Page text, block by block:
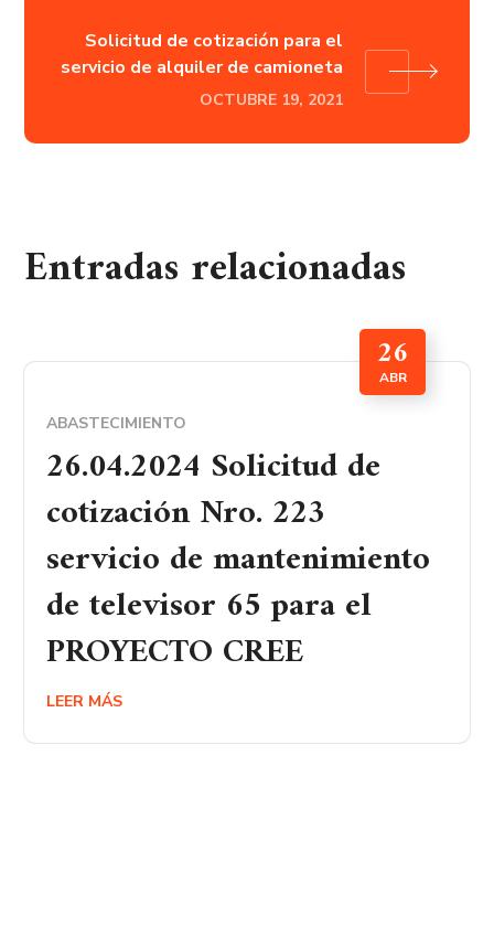
Solicitud de cotización para el
servicio de alquiler de camioneta
OCTUBRE 19, 2021
Entradas relacionadas
26
ABR
ABASTECIMIENTO
26.04.2024 Solicitud de
cotización Nro. 223
servicio de mantenimiento
de televisor 65 para el
PROYECTO CREE
LEER MÁS